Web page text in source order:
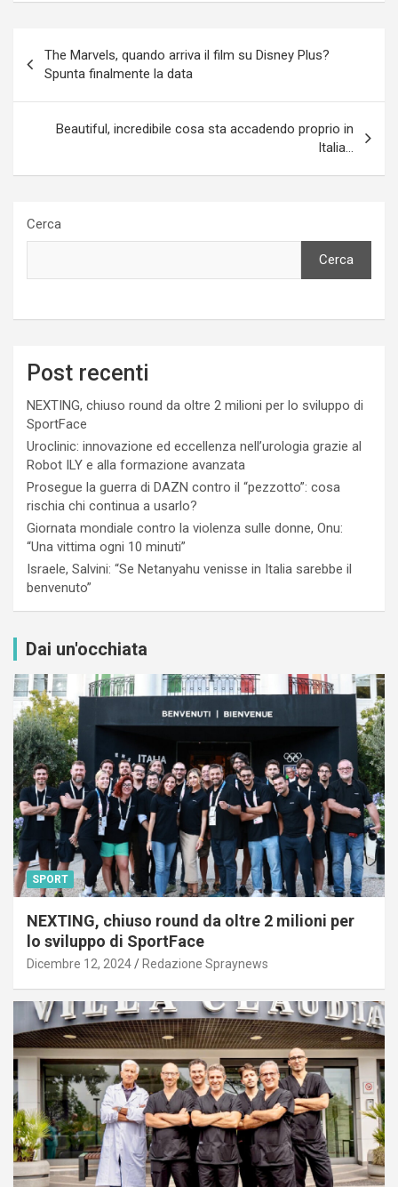
articoli
The Marvels, quando arriva il film su Disney Plus?
Spunta finalmente la data
Beautiful, incredibile cosa sta accadendo proprio in
Italia…
Cerca
Cerca
Post recenti
NEXTING, chiuso round da oltre 2 milioni per lo sviluppo di
SportFace
Uroclinic: innovazione ed eccellenza nell’urologia grazie al
Robot ILY e alla formazione avanzata
Prosegue la guerra di DAZN contro il “pezzotto”: cosa
rischia chi continua a usarlo?
Giornata mondiale contro la violenza sulle donne, Onu:
“Una vittima ogni 10 minuti”
Israele, Salvini: “Se Netanyahu venisse in Italia sarebbe il
benvenuto”
Dai un'occhiata
SPORT
NEXTING, chiuso round da oltre 2 milioni per
lo sviluppo di SportFace
Dicembre 12, 2024 Redazione Spraynews